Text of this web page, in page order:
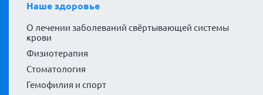
Наше здоровье
О лечении заболеваний свёртывающей системы
крови
Физиотерапия
Стоматология
Гемофилия и спорт